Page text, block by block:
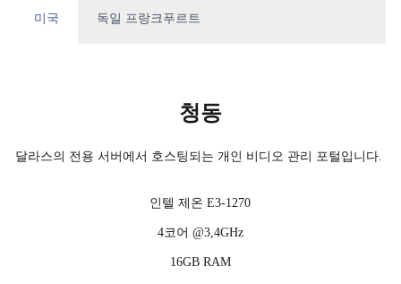
미국 독일 프랑크푸르트
청동
달라스의 전용 서버에서 호스팅되는 개인 비디오 관리 포털입니다.
인텔 제온 E3-1270
4코어 @3,4GHz
16GB RAM